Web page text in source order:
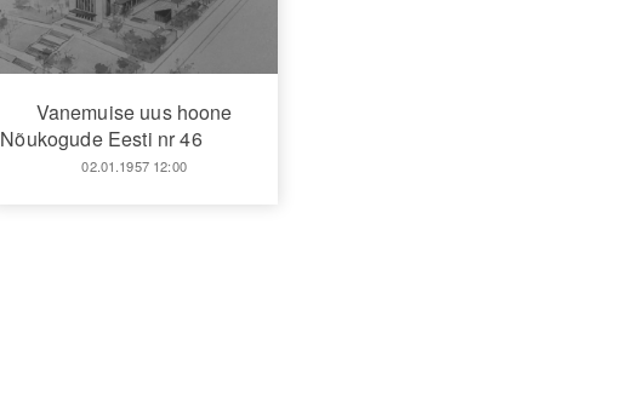
Vanemuise uus hoone
Nõukogude Eesti nr 46
02.01.1957 12:00